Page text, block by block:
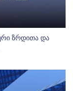
ზრდითა და